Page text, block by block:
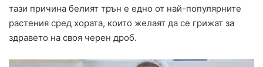
тази причина белият трън е едно от най-популярните
растения сред хората, които желаят да се грижат за
здравето на своя черен дроб.